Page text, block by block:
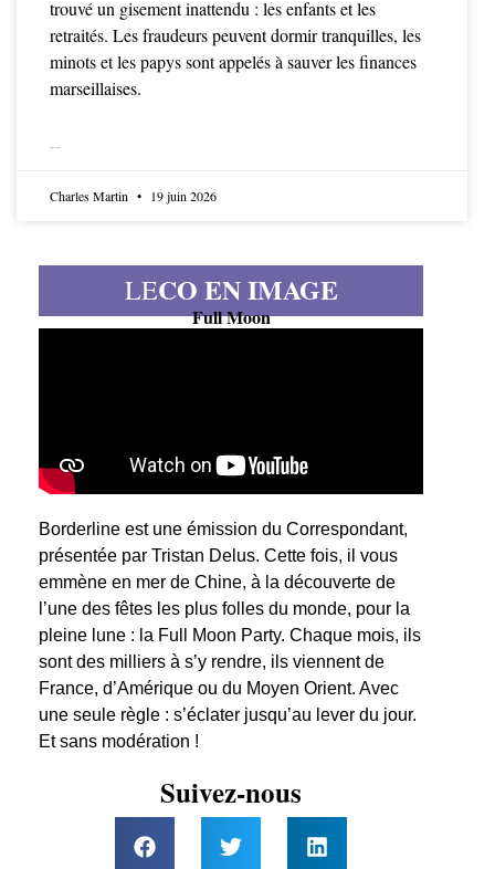
trouvé un gisement inattendu : les enfants et les
retraités. Les fraudeurs peuvent dormir tranquilles, les
minots et les papys sont appelés à sauver les finances
marseillaises.
Charles Martin 19 juin 2026
LECO EN IMAGE
Full Moon
Borderline est une émission du Correspondant,
présentée par Tristan Delus. Cette fois, il vous
emmène en mer de Chine, à la découverte de
l’une des fêtes les plus folles du monde, pour la
pleine lune : la Full Moon Party. Chaque mois, ils
sont des milliers à s’y rendre, ils viennent de
France, d’Amérique ou du Moyen Orient. Avec
une seule règle : s’éclater jusqu’au lever du jour.
Et sans modération !
Suivez-nous